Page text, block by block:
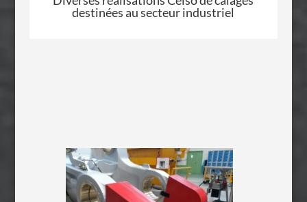
destinées au secteur industriel